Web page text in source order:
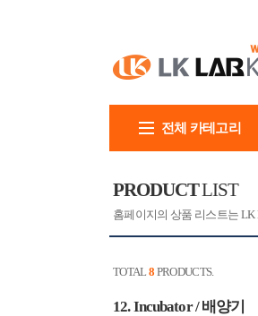
전체 카테고리
PRODUCTLIST
홈페이지의 상품 리스트는
TOTAL 8 PRODUCTS.
12. Incubator / 배양기